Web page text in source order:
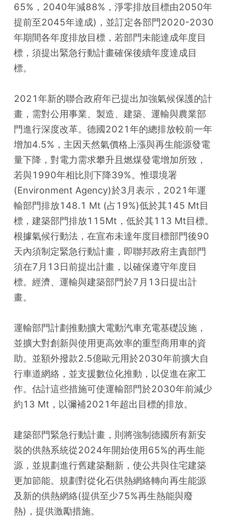
65%，2040年減88%，淨零排放目標由2050年
提前至2045年達成)，並訂定各部門2020-2030
年期間各年度排放目標，若部門未能達成年度目
標，須提出緊急行動計畫確保後續年度達成目
標。
2021年新的聯合政府年已提出加強氣候保護的計
畫，需對公用事業、製造、建築、運輸與農業部
門進行深度改革。德國2021年的總排放較前一年
增加4.5%，主因天然氣價格上漲與再生能源發電
量下降，對電力需求攀升且燃煤發電增加所致，
若與1990年相比則下降39%。惟環境署
(Environment Agency)於3月表示，2021年運
輸部門排放148.1 Mt (占19%)低於其145 Mt目
標，建築部門排放115Mt，低於其113 Mt目標。
根據氣候行動法，在宣布未達年度目標部門後90
天內須制定緊急行動計畫，即聯邦政府主責部門
須在7月13日前提出計畫，以確保遵守年度目
標。經濟、運輸與建築部門於7月13日提出計
畫。
運輸部門計劃推動擴大電動汽車充電基礎設施，
並擴大對創新與使用更高效率的重型商用車的資
助。並額外撥款2.5億歐元用於2030年前擴大自
行車道網絡，並支援數位化推動，以促進在家工
作。估計這些措施可使運輸部門於2030年前減少
約13 Mt，以彌補2021年超出目標的排放。
建築部門緊急行動計畫，則將強制德國所有新安
裝的供熱系統從2024年開始使用65%的再生能
源，並規劃進行舊建築翻新，使公共與住宅建築
更加節能。規劃對從化石供熱網絡轉向再生能源
及新的供熱網絡(提供至少75%再生熱能與廢
熱)，提供激勵措施。